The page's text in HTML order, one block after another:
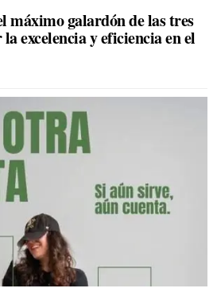
máximo galardón de las tres
excelencia y eficiencia en el